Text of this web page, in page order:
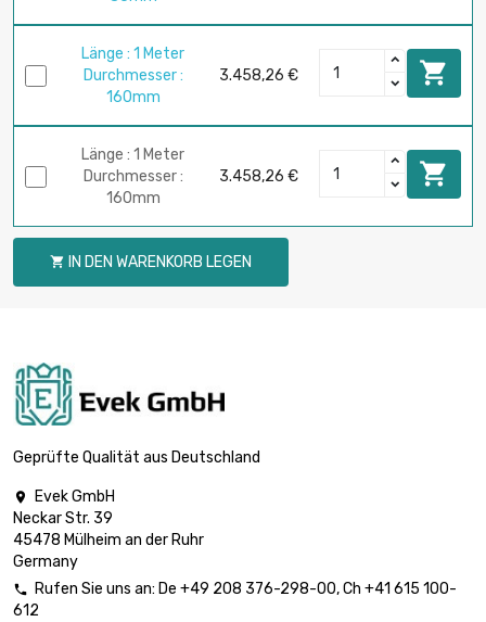
Länge : 1 Meter
Durchmesser :
160mm
3.458,26 € 
Länge : 1 Meter
Durchmesser :
160mm
3.458,26 € 
 IN DEN WARENKORB LEGEN
Geprüfte Qualität aus Deutschland

Evek GmbH
Neckar Str. 39
45478 Mülheim an der Ruhr
Germany
 Rufen Sie uns an: De +49 208 376-298-00, Ch +41 615 100-
612